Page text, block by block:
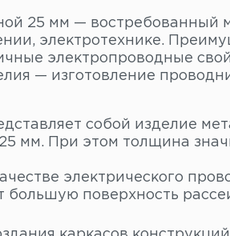
25 мм — востребованный
электротехнике.
электропроводные
— изготовление
собой изделие
мм. При этом толщина
электрического
поверхность